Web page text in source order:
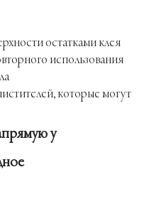
остатками клея
использования
которые могут
у